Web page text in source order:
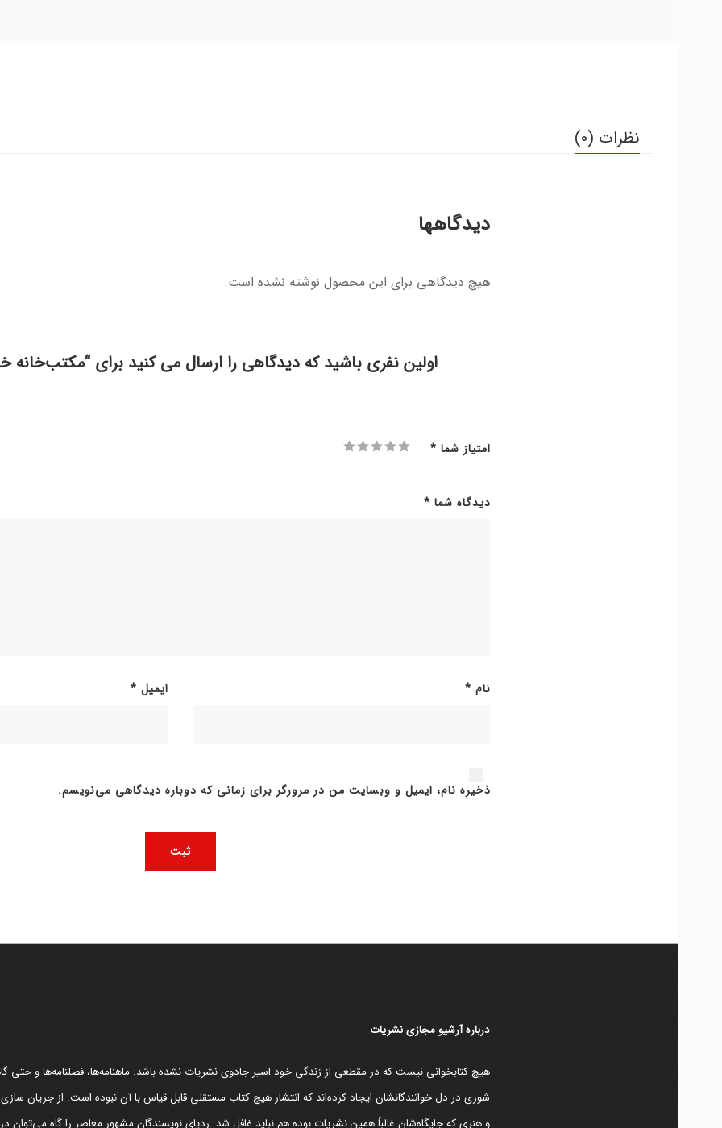
نظرات (0)
دیدگاهها
هیچ دیدگاهی برای این محصول نوشته نشده است.
اولین نفری باشید که دیدگاهی را ارسال می کنید برای “مکتب‌خانۀ
امتیاز شما *
دیدگاه شما *
نام * ایمیل *
ذخیره نام، ایمیل و وبسایت من در مرورگر برای زمانی که دوباره دیدگاهی می‌نویسم.
دربارۀ آرشیو مجازی نشریات
هیچ کتابخوانی نیست که در مقطعی از زندگی خود اسیر جادوی نشریات نشده باشد. ماهنامه‌ها، فصلنامه‌ها و حتی
شوری در دل خوانندگانشان ایجاد کرده‌اند که انتشار هیچ کتاب مستقلی قابل قیاس با آن نبوده است. از جریان
و هنری که جایگاه‌شان غالباً همین نشریات بوده هم نباید غافل شد. ردپای نویسندگان مشهور معاصر را گاه می‌توان